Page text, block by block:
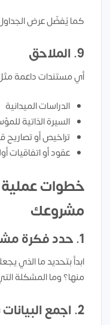
كما يُفضّل عرض الجداول
9. الملاحق
أي مستندات داعمة
الدراسات الميدانية
السيرة الذاتية
تراخيص أو تصاريح
عقود أو اتفاقيات
خطوات
مشروعك
1. حدد فكرة مشروعك بوضوح
ابدأ بتحديد ما الذي
منها؟ وما المشكلة
2. اجمع البيانات بدقة